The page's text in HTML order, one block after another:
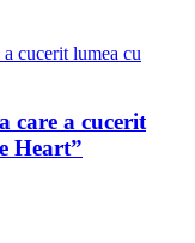
care a cucerit
Heart”